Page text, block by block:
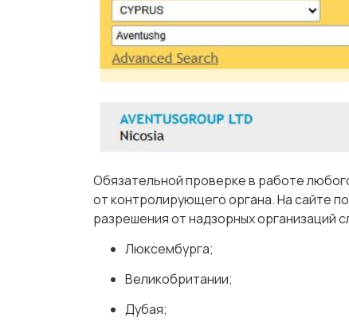
Обязательной проверке в работе
от контролирующего органа. На сайте
разрешения от надзорных организаций
Люксембурга;
Великобритании;
Дубая;